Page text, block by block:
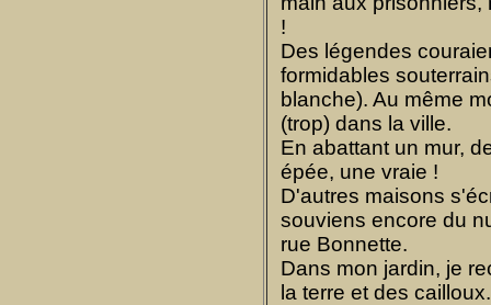
!
Des légendes
formidables
blanche). Au même
(trop) dans la ville.
En abattant un mur,
épée, une vraie !
D'autres maisons
souviens encore du
rue Bonnette.
Dans mon jardin, je
la terre et des cailloux.